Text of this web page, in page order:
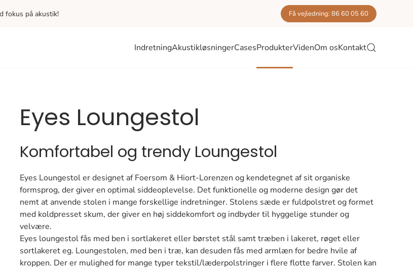
fokus på akustik! Få vejledning: 86 60 05 60
IndretningAkustikløsningerCasesProdukterVidenOm osKontakt
Eyes Loungestol
Komfortabel og trendy Loungestol
Eyes Loungestol er designet af Foersom & Hiort-Lorenzen og kendetegnet af sit organiske
formsprog, der giver en optimal siddeoplevelse. Det funktionelle og moderne design gør det
nemt at anvende stolen i mange forskellige indretninger. Stolens sæde er fuldpolstret og formet
med koldpresset skum, der giver en høj siddekomfort og indbyder til hyggelige stunder og
velvære.
Eyes loungestol fås med ben i sortlakeret eller børstet stål samt træben i lakeret, røget eller
sortlakeret eg. Loungestolen, med ben i træ, kan desuden fås med armlæn for bedre hvile af
kroppen. Der er mulighed for mange typer tekstil/læderpolstringer i flere flotte farver. Stolen kan